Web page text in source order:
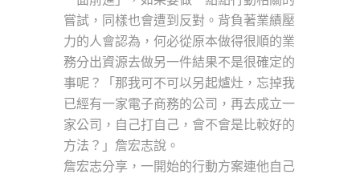
嘗試，同樣也會遭到反對。背負著業績壓
力的人會認為，何必從原本做得很順的業
務分出資源去做另一件結果不是很確定的
事呢？「那我可不可以另起爐灶，忘掉我
已經有一家電子商務的公司，再去成立一
家公司，自己打自己，會不會是比較好的
方法？」詹宏志說。
詹宏志分享，一開始的行動方案連他自己